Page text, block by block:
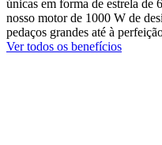
únicas em forma de estrela de
nosso motor de 1000 W de
pedaços grandes até à
Ver todos os benefícios